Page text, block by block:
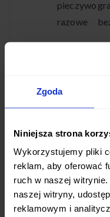
Zgoda
Niniejsza strona
Wykorzystujemy pliki
reklam, aby oferować
ruch w naszej
naszej witryny,
reklamowym i
pieczywo
razowe